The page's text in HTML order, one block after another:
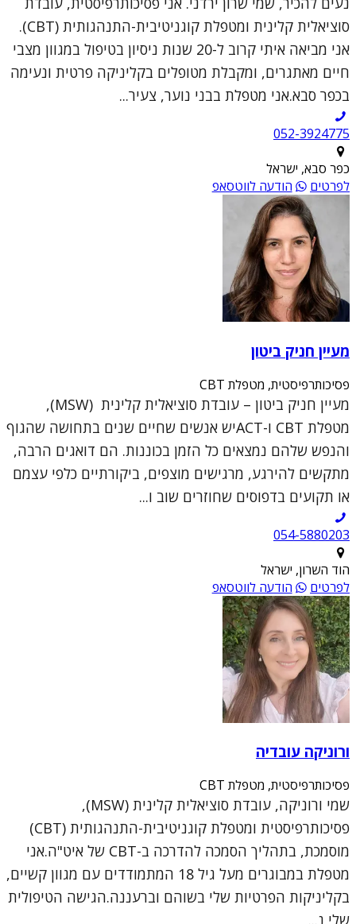
סוציאלית קלינית ומטפלת קוגניטיבית-התנהגותית (CBT).
אני מביאה איתי קרוב ל-20 שנות ניסיון בטיפול במגוון מצבי
חיים מאתגרים, ומקבלת מטופלים בקליניקה פרטית ונעימה
בכפר סבא.אני מטפלת בבני נוער, צעיר...
052-3924775
כפר סבא, ישראל
לפרטים
הודעה לווטסאפ
מעיין חניק ביטון
פסיכותרפיסטית, מטפלת CBT
מעיין חניק ביטון – עובדת סוציאלית קלינית (MSW),
מטפלת CBT ו-ACTיש אנשים שחיים שנים בתחושה שהגוף
והנפש שלהם נמצאים כל הזמן בכוננות. הם דואגים הרבה,
מתקשים להירגע, מרגישים מוצפים, ביקורתיים כלפי עצמם
או תקועים בדפוסים שחוזרים שוב ו...
054-5880203
הוד השרון, ישראל
לפרטים
הודעה לווטסאפ
ורוניקה עובדיה
פסיכותרפיסטית, מטפלת CBT
שמי ורוניקה, עובדת סוציאלית קלינית (MSW),
פסיכותרפיסטית ומטפלת קוגניטיבית-התנהגותית (CBT)
מוסמכת, בתהליך הסמכה להדרכה ב-CBT של איט"ה.אני
מטפלת במבוגרים מעל גיל 18 המתמודדים עם מגוון קשיים,
בקליניקות הפרטיות שלי בשוהם וברעננה.הגישה הטיפולית
שלי נ...